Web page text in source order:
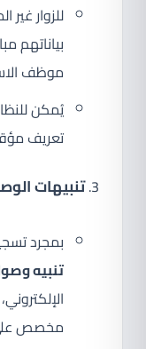
للزوار
بياناتهم
موظف
يُمكن
تعريف
تنبيهات
بمجرد
تنبيه
مخصص